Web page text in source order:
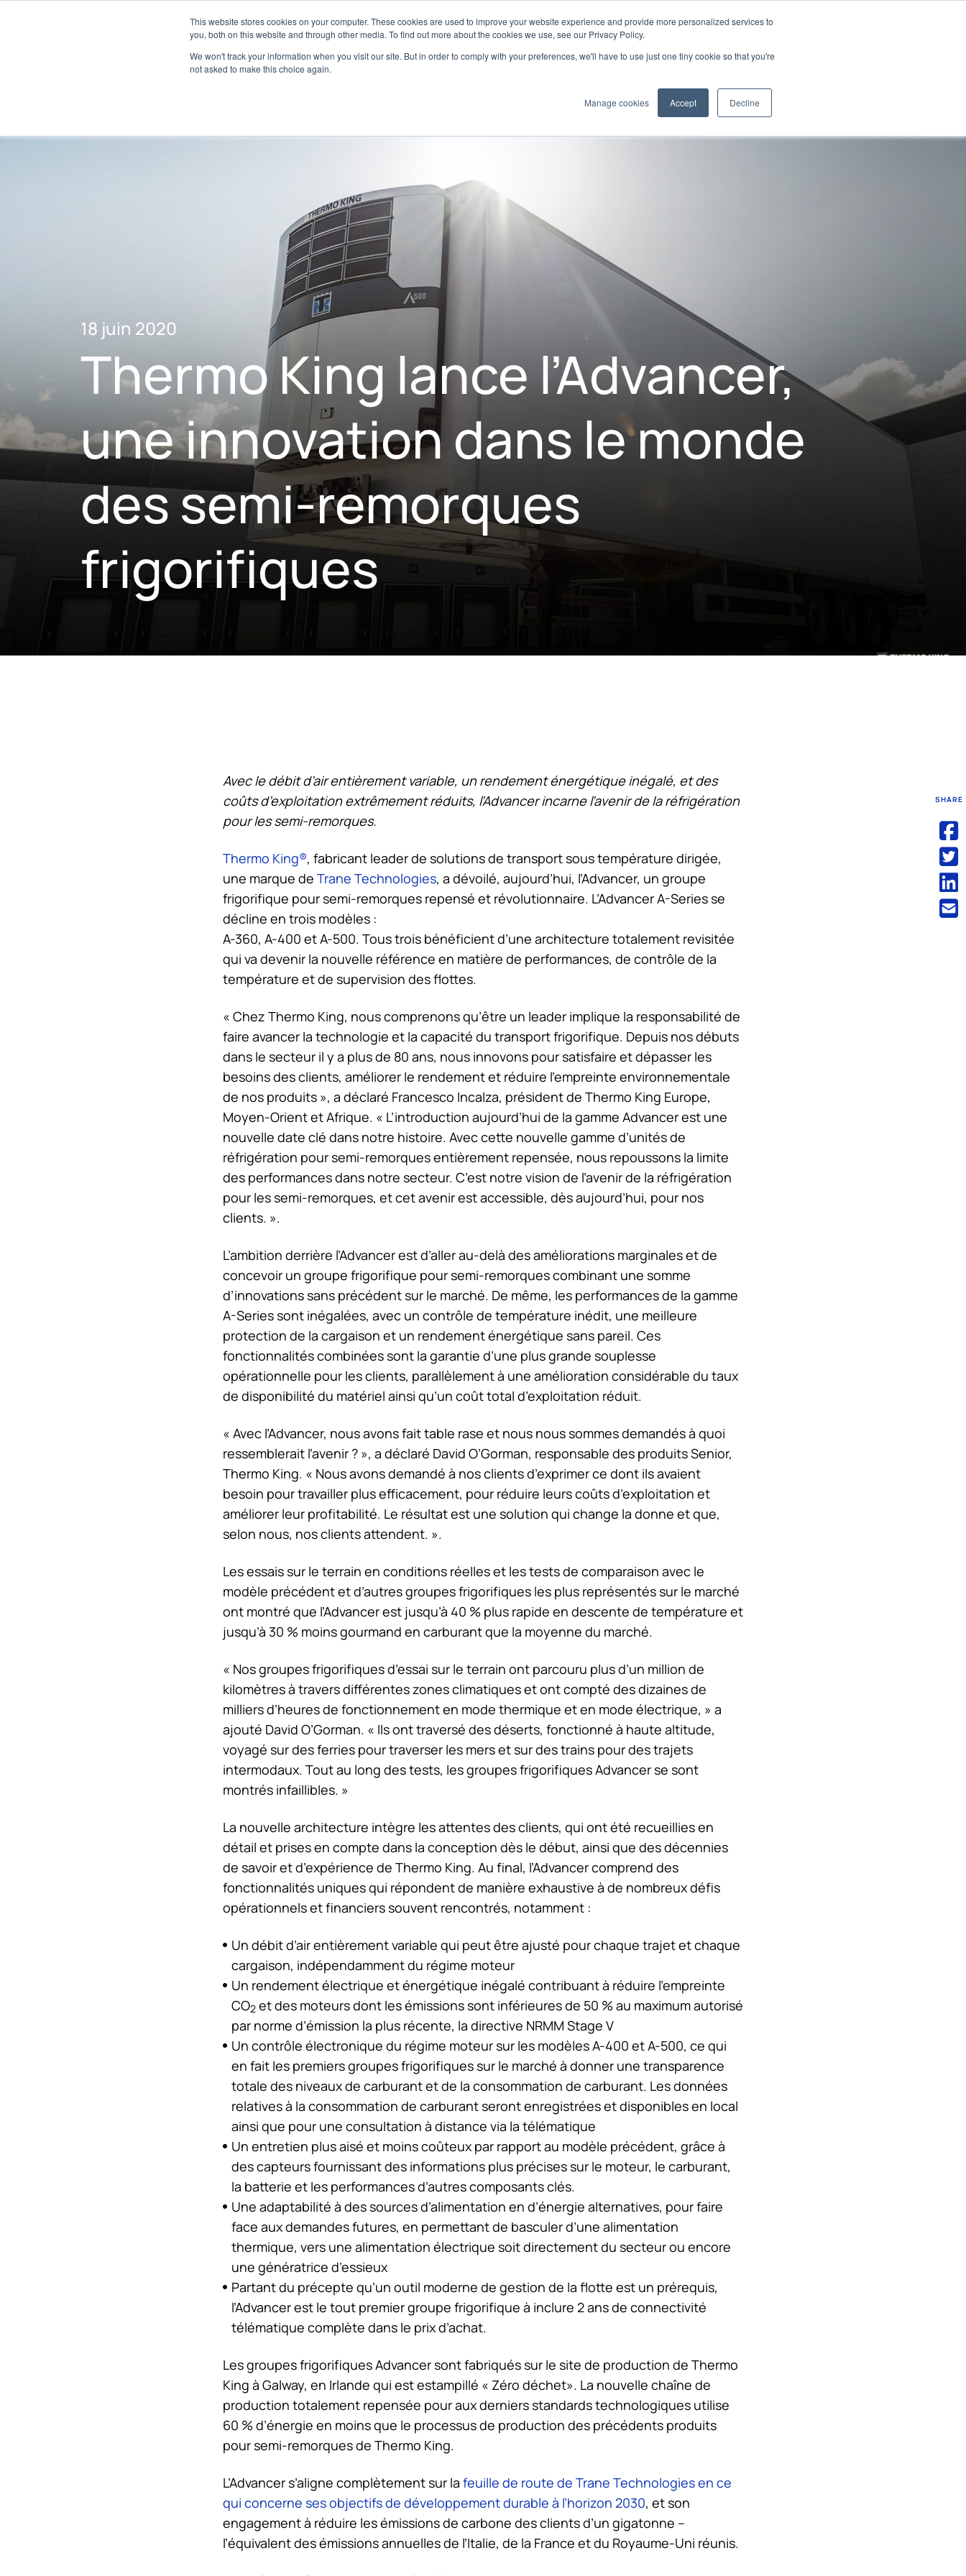
This website stores cookies on your computer. These cookies are used to improve your website experience and provide more personalized services to
you, both on this website and through other media. To find out more about the cookies we use, see our Privacy Policy.
We won't track your information when you visit our site. But in order to comply with your preferences, we'll have to use just one tiny cookie so that you're
not asked to make this choice again.
Manage cookies Accept Decline
Réseau de concessionnairesEspace média Marine
ProduitsTechnologiesServicesApplications
18 juin 2020
Thermo King lance l’Advancer,
une innovation dans le monde
des semi-remorques
frigorifiques
SHARE
Avec le débit d’air entièrement variable, un rendement énergétique inégalé, et des
coûts d’exploitation extrêmement réduits, l’Advancer incarne l’avenir de la réfrigération
pour les semi-remorques.
Thermo King®, fabricant leader de solutions de transport sous température dirigée,
une marque de Trane Technologies, a dévoilé, aujourd’hui, l’Advancer, un groupe
frigorifique pour semi-remorques repensé et révolutionnaire. L’Advancer A-Series se
décline en trois modèles :
A-360, A-400 et A-500. Tous trois bénéficient d’une architecture totalement revisitée
qui va devenir la nouvelle référence en matière de performances, de contrôle de la
température et de supervision des flottes.
« Chez Thermo King, nous comprenons qu’être un leader implique la responsabilité de
faire avancer la technologie et la capacité du transport frigorifique. Depuis nos débuts
dans le secteur il y a plus de 80 ans, nous innovons pour satisfaire et dépasser les
besoins des clients, améliorer le rendement et réduire l’empreinte environnementale
de nos produits », a déclaré Francesco Incalza, président de Thermo King Europe,
Moyen-Orient et Afrique. « L’introduction aujourd’hui de la gamme Advancer est une
nouvelle date clé dans notre histoire. Avec cette nouvelle gamme d’unités de
réfrigération pour semi-remorques entièrement repensée, nous repoussons la limite
des performances dans notre secteur. C’est notre vision de l’avenir de la réfrigération
pour les semi-remorques, et cet avenir est accessible, dès aujourd’hui, pour nos
clients. ».
L’ambition derrière l’Advancer est d’aller au-delà des améliorations marginales et de
concevoir un groupe frigorifique pour semi-remorques combinant une somme
d’innovations sans précédent sur le marché. De même, les performances de la gamme
A-Series sont inégalées, avec un contrôle de température inédit, une meilleure
protection de la cargaison et un rendement énergétique sans pareil. Ces
fonctionnalités combinées sont la garantie d’une plus grande souplesse
opérationnelle pour les clients, parallèlement à une amélioration considérable du taux
de disponibilité du matériel ainsi qu’un coût total d’exploitation réduit.
« Avec l’Advancer, nous avons fait table rase et nous nous sommes demandés à quoi
ressemblerait l’avenir ? », a déclaré David O’Gorman, responsable des produits Senior,
Thermo King. « Nous avons demandé à nos clients d’exprimer ce dont ils avaient
besoin pour travailler plus efficacement, pour réduire leurs coûts d’exploitation et
améliorer leur profitabilité. Le résultat est une solution qui change la donne et que,
selon nous, nos clients attendent. ».
Les essais sur le terrain en conditions réelles et les tests de comparaison avec le
modèle précédent et d’autres groupes frigorifiques les plus représentés sur le marché
ont montré que l’Advancer est jusqu’à 40 % plus rapide en descente de température et
jusqu’à 30 % moins gourmand en carburant que la moyenne du marché.
« Nos groupes frigorifiques d’essai sur le terrain ont parcouru plus d’un million de
kilomètres à travers différentes zones climatiques et ont compté des dizaines de
milliers d’heures de fonctionnement en mode thermique et en mode électrique, » a
ajouté David O’Gorman. « Ils ont traversé des déserts, fonctionné à haute altitude,
voyagé sur des ferries pour traverser les mers et sur des trains pour des trajets
intermodaux. Tout au long des tests, les groupes frigorifiques Advancer se sont
montrés infaillibles. »
La nouvelle architecture intègre les attentes des clients, qui ont été recueillies en
détail et prises en compte dans la conception dès le début, ainsi que des décennies
de savoir et d’expérience de Thermo King. Au final, l’Advancer comprend des
fonctionnalités uniques qui répondent de manière exhaustive à de nombreux défis
opérationnels et financiers souvent rencontrés, notamment :
Un débit d’air entièrement variable qui peut être ajusté pour chaque trajet et chaque
cargaison, indépendamment du régime moteur
Un rendement électrique et énergétique inégalé contribuant à réduire l’empreinte
CO2 et des moteurs dont les émissions sont inférieures de 50 % au maximum autorisé
par norme d’émission la plus récente, la directive NRMM Stage V
Un contrôle électronique du régime moteur sur les modèles A-400 et A-500, ce qui
en fait les premiers groupes frigorifiques sur le marché à donner une transparence
totale des niveaux de carburant et de la consommation de carburant. Les données
relatives à la consommation de carburant seront enregistrées et disponibles en local
ainsi que pour une consultation à distance via la télématique
Un entretien plus aisé et moins coûteux par rapport au modèle précédent, grâce à
des capteurs fournissant des informations plus précises sur le moteur, le carburant,
la batterie et les performances d’autres composants clés.
Une adaptabilité à des sources d’alimentation en d’énergie alternatives, pour faire
face aux demandes futures, en permettant de basculer d’une alimentation
thermique, vers une alimentation électrique soit directement du secteur ou encore
une génératrice d’essieux
Partant du précepte qu’un outil moderne de gestion de la flotte est un prérequis,
l’Advancer est le tout premier groupe frigorifique à inclure 2 ans de connectivité
télématique complète dans le prix d’achat.
Les groupes frigorifiques Advancer sont fabriqués sur le site de production de Thermo
King à Galway, en Irlande qui est estampillé « Zéro déchet». La nouvelle chaîne de
production totalement repensée pour aux derniers standards technologiques utilise
60 % d’énergie en moins que le processus de production des précédents produits
pour semi-remorques de Thermo King.
L’Advancer s’aligne complètement sur la feuille de route de Trane Technologies en ce
qui concerne ses objectifs de développement durable à l’horizon 2030, et son
engagement à réduire les émissions de carbone des clients d’un gigatonne –
l’équivalent des émissions annuelles de l’Italie, de la France et du Royaume-Uni réunis.